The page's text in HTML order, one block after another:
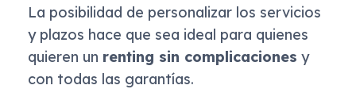
La posibilidad de personalizar los servicios
y plazos hace que sea ideal para quienes
quieren un renting sin complicaciones y
con todas las garantías.